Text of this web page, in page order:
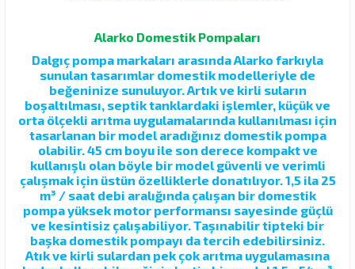
Alarko Domestik Pompaları
Dalgıç pompa markaları arasında Alarko farkıyla
sunulan tasarımlar domestik modelleriyle de
beğeninize sunuluyor. Artık ve kirli suların
boşaltılması, septik tanklardaki işlemler, küçük ve
orta ölçekli arıtma uygulamalarında kullanılması için
tasarlanan bir model aradığınız domestik pompa
olabilir. 45 cm boyu ile son derece kompakt ve
kullanışlı olan böyle bir model güvenli ve verimli
çalışmak için üstün özelliklerle donatılıyor. 1,5 ila 25
m³ / saat debi aralığında çalışan bir domestik
pompa yüksek motor performansı sayesinde güçlü
ve kesintisiz çalışabiliyor. Taşınabilir tipteki bir
başka domestik pompayı da tercih edebilirsiniz.
Atık ve kirli sulardan pek çok arıtma uygulamasına